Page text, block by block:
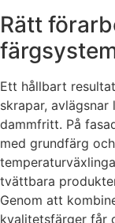
Rätt
Ett hållbart
skrapar,
dammfritt. På
med grundfärg
tvättbara
Genom att
kvalitetsfärger får